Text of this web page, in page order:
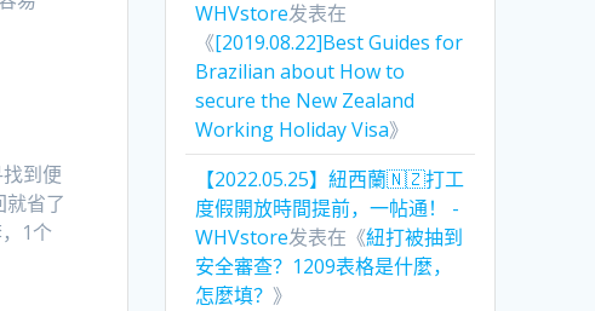
到便
省了
1个
WHVstore发表在
《[2019.08.22]Best Guides for
Brazilian about How to
secure the New Zealand
Working Holiday Visa》
【2022.05.25】紐西蘭🇳🇿打工
度假開放時間提前，一帖通！ -
WHVstore发表在《紐打被抽到
安全審查？1209表格是什麼，
怎麼填？》